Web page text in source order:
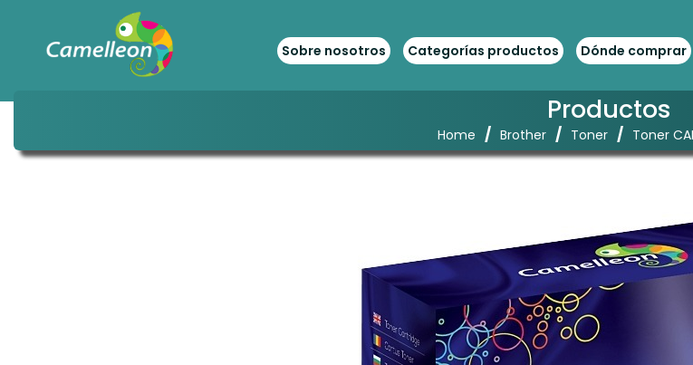
Sobre nosotros Categorías productos Dónde comprar
Productos
Home / Brother / Toner / Toner